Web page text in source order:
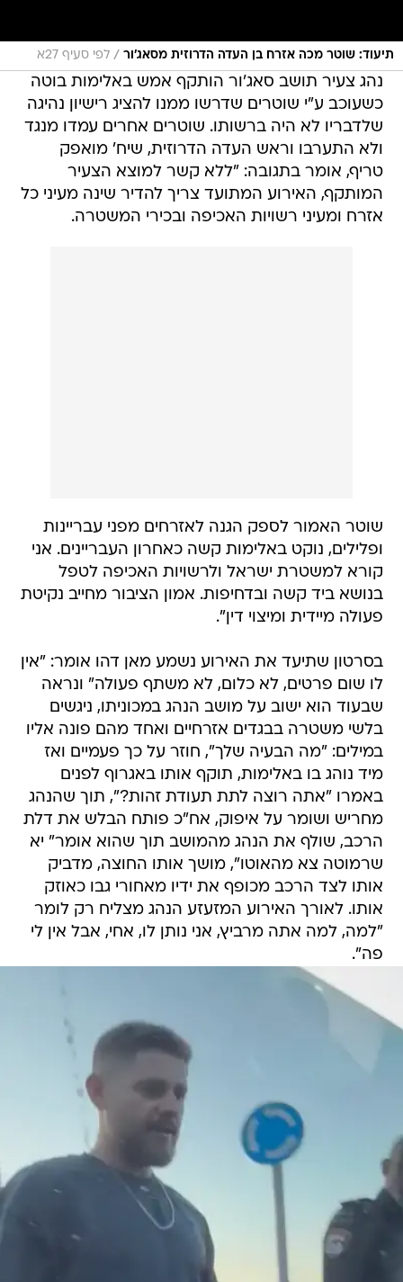
תיעוד: שוטר מכה אזרח בן העדה הדרוזית מסאג'ור / לפי סעיף 27א
נהג צעיר תושב סאג'ור הותקף אמש באלימות בוטה
כשעוכב ע"י שוטרים שדרשו ממנו להציג רישיון נהיגה
שלדבריו לא היה ברשותו. שוטרים אחרים עמדו מנגד
ולא התערבו וראש העדה הדרוזית, שיח' מואפק
טריף, אומר בתגובה: "ללא קשר למוצא הצעיר
המותקף, האירוע המתועד צריך להדיר שינה מעיני כל
אזרח ומעיני רשויות האכיפה ובכירי המשטרה.
שוטר האמור לספק הגנה לאזרחים מפני עבריינות
ופלילים, נוקט באלימות קשה כאחרון העבריינים. אני
קורא למשטרת ישראל ולרשויות האכיפה לטפל
בנושא ביד קשה ובדחיפות. אמון הציבור מחייב נקיטת
פעולה מיידית ומיצוי דין".
בסרטון שתיעד את האירוע נשמע מאן דהו אומר: "אין
לו שום פרטים, לא כלום, לא משתף פעולה" ונראה
שבעוד הוא ישוב על מושב הנהג במכוניתו, ניגשים
בלשי משטרה בבגדים אזרחיים ואחד מהם פונה אליו
במילים: "מה הבעיה שלך", חוזר על כך פעמיים ואז
מיד נוהג בו באלימות, תוקף אותו באגרוף לפנים
באמרו "אתה רוצה לתת תעודת זהות?", תוך שהנהג
מחריש ושומר על איפוק, אח"כ פותח הבלש את דלת
הרכב, שולף את הנהג מהמושב תוך שהוא אומר" יא
שרמוטה צא מהאוטו", מושך אותו החוצה, מדביק
אותו לצד הרכב מכופף את ידיו מאחורי גבו כאוזק
אותו. לאורך האירוע המזעזע הנהג מצליח רק לומר
"למה, למה אתה מרביץ, אני נותן לו, אחי, אבל אין לי
פה".